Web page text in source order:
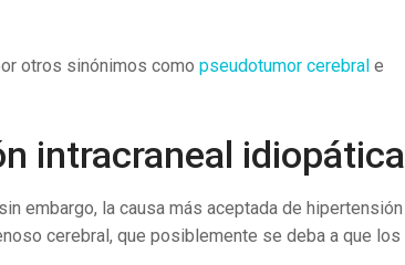
otros sinónimos como pseudotumor cerebral e
intracraneal idiopática
embargo, la causa más aceptada de hipertensión
cerebral, que posiblemente se deba a que los